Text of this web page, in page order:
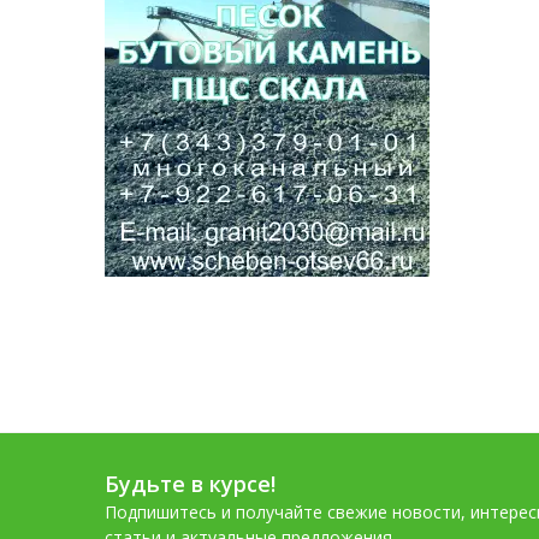
Будьте в курсе!
Подпишитесь и получайте свежие новости,